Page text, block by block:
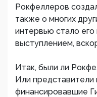
Рокфеллеров
также о многих
интервью стало
выступлением,
Итак, были ли
Или представители
финансировавшие